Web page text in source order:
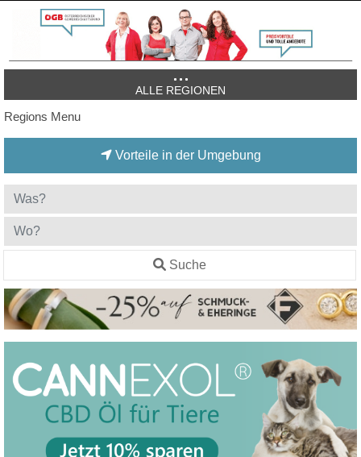
ALLE REGIONEN
Regions Menu
Vorteile in der Umgebung
Suche